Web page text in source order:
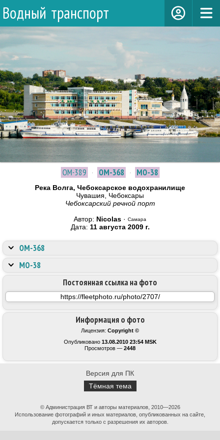
Водный транспорт
ОМ-389 · ОМ-368 · МО-38
Река Волга, Чебоксарское водохранилище
Чувашия, Чебоксары
Чебоксарский речной порт
Автор: Nicolas · Самара
Дата: 11 августа 2009 г.
Информация о фото
Лицензия: Copyright ©
Опубликовано 13.08.2010 23:54 MSK
Просмотров — 2448
Постоянная ссылка на фото
ОМ-368
МО-38
Версия для ПК
Тёмная тема
© Администрация ВТ и авторы материалов, 2010—2026
Использование фотографий и иных материалов, опубликованных на сайте,
допускается только с разрешения их авторов.